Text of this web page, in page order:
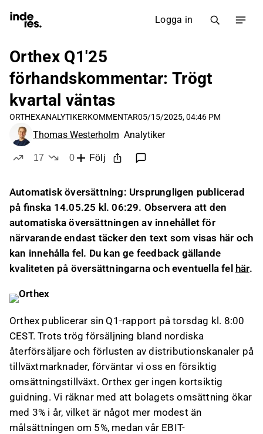
Logga in
Orthex Q1'25
förhandskommentar: Trögt
kvartal väntas
ORTHEXANALYTIKERKOMMENTAR05/15/2025, 04:46 PM
Thomas Westerholm Analytiker
17
0
Följ
Automatisk översättning: Ursprungligen publicerad
på finska 14.05.25 kl. 06:29. Observera att den
automatiska översättningen av innehållet för
närvarande endast täcker den text som visas här och
kan innehålla fel. Du kan ge feedback gällande
kvaliteten på översättningarna och eventuella fel här.
Orthex publicerar sin Q1-rapport på torsdag kl. 8:00
CEST. Trots trög försäljning bland nordiska
återförsäljare och förlusten av distributionskanaler på
tillväxtmarknader, förväntar vi oss en försiktig
omsättningstillväxt. Orthex ger ingen kortsiktig
guidning. Vi räknar med att bolagets omsättning ökar
med 3% i år, vilket är något mer modest än
målsättningen om 5%, medan vår EBIT-